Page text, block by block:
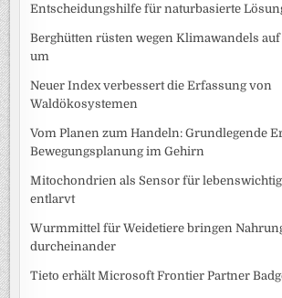
Entscheidungshilfe für naturbasierte
Berghütten rüsten wegen Klimawandels
um
Neuer Index verbessert die Erfassung von
Waldökosystemen
Vom Planen zum Handeln: Grundlegende
Bewegungsplanung im Gehirn
Mitochondrien als Sensor für
entlarvt
Wurmmittel für Weidetiere bringen
durcheinander
Tieto erhält Microsoft Frontier Partner